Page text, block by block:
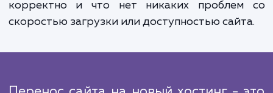
Во время переноса мы также